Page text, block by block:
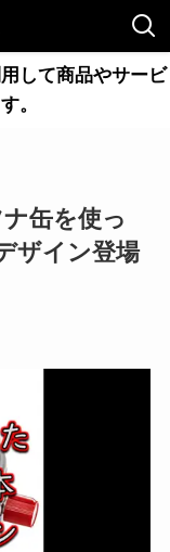
して商品やサービ
。
缶を使っ
ザイン登場